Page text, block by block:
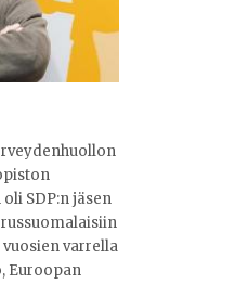
SDP:n jäsen
varrella
Euroopan